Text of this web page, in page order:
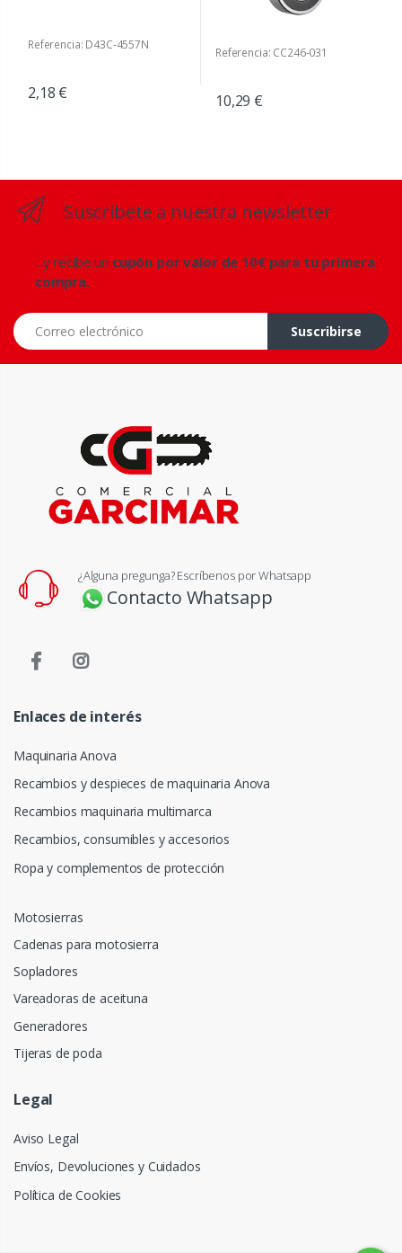
Referencia: D43C-4557N
2,18 €
Referencia: CC246-031
10,29 €
Suscríbete a nuestra newsletter
...y recibe un cupón por valor de 10€ para tu primera
compra.
Correo electrónico
Suscribirse
¿Alguna pregunga? Escríbenos por Whatsapp
Contacto Whatsapp
Enlaces de interés
Maquinaria Anova
Recambios y despieces de maquinaria Anova
Recambios maquinaria multimarca
Recambios, consumibles y accesorios
Ropa y complementos de protección
Motosierras
Cadenas para motosierra
Sopladores
Vareadoras de aceituna
Generadores
Tijeras de poda
Legal
Aviso Legal
Envíos, Devoluciones y Cuidados
Política de Cookies